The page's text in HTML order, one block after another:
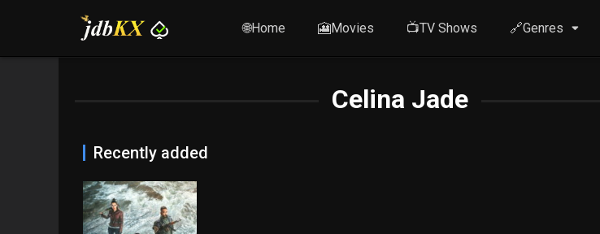
🌐Home 🎦Movies 📺TV Shows 🔗Genres
Celina Jade
Recently added